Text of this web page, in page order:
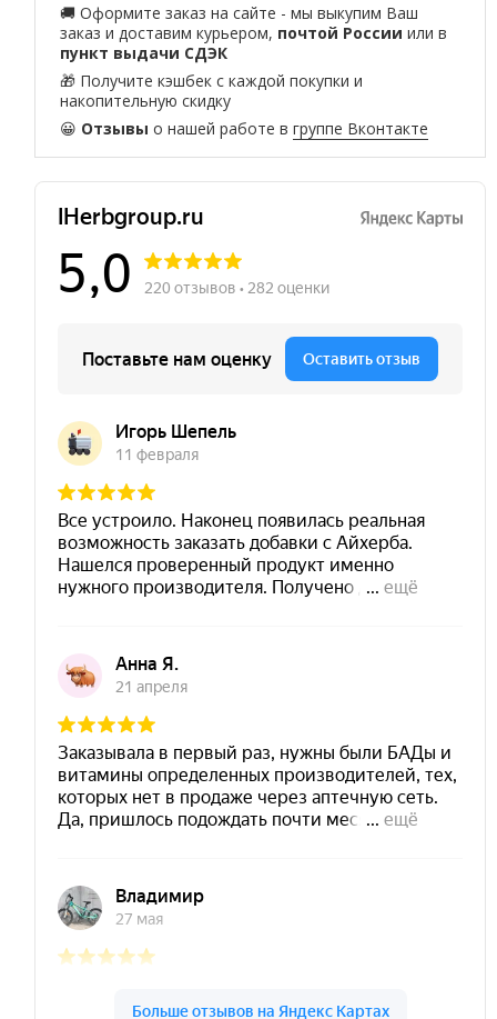
🚚 Оформите заказ на сайте - мы выкупим Ваш
заказ и доставим курьером, почтой России или в
пункт выдачи СДЭК
🎁 Получите кэшбек с каждой покупки и
накопительную скидку
😀 Отзывы о нашей работе вгруппе Вконтакте